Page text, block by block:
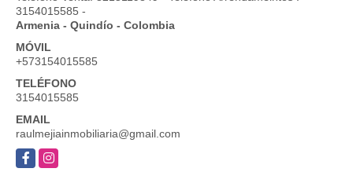
3154015585 -
Armenia - Quindío - Colombia
MÓVIL
+573154015585
TELÉFONO
3154015585
EMAIL
raulmejiainmobiliaria@gmail.com
FacebookInstagram